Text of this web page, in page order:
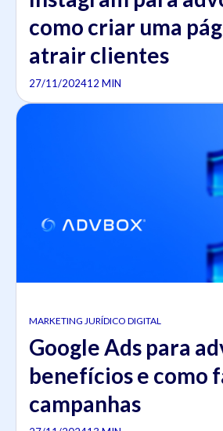
como criar uma
atrair clientes
27/11/202412 MIN
MARKETING JURÍDICO DIGITAL
Google Ads para
benefícios e como
campanhas